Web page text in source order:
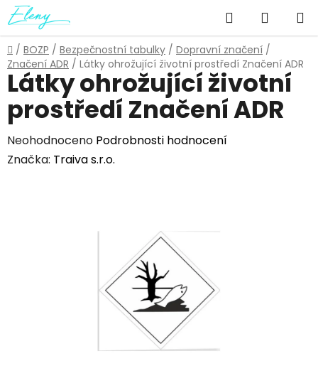
Přejít
na
obsah
Hledat
KOŠÍK
Domů
/ BOZP / Bezpečnostní tabulky / Dopravní značení /
Značení ADR / Látky ohrožující životní prostředí Značení ADR
Látky ohrožující životní
prostředí Značení ADR
Průměrné
hodnocení
Neohodnoceno Podrobnosti hodnocení
Značka: Traiva s.r.o.